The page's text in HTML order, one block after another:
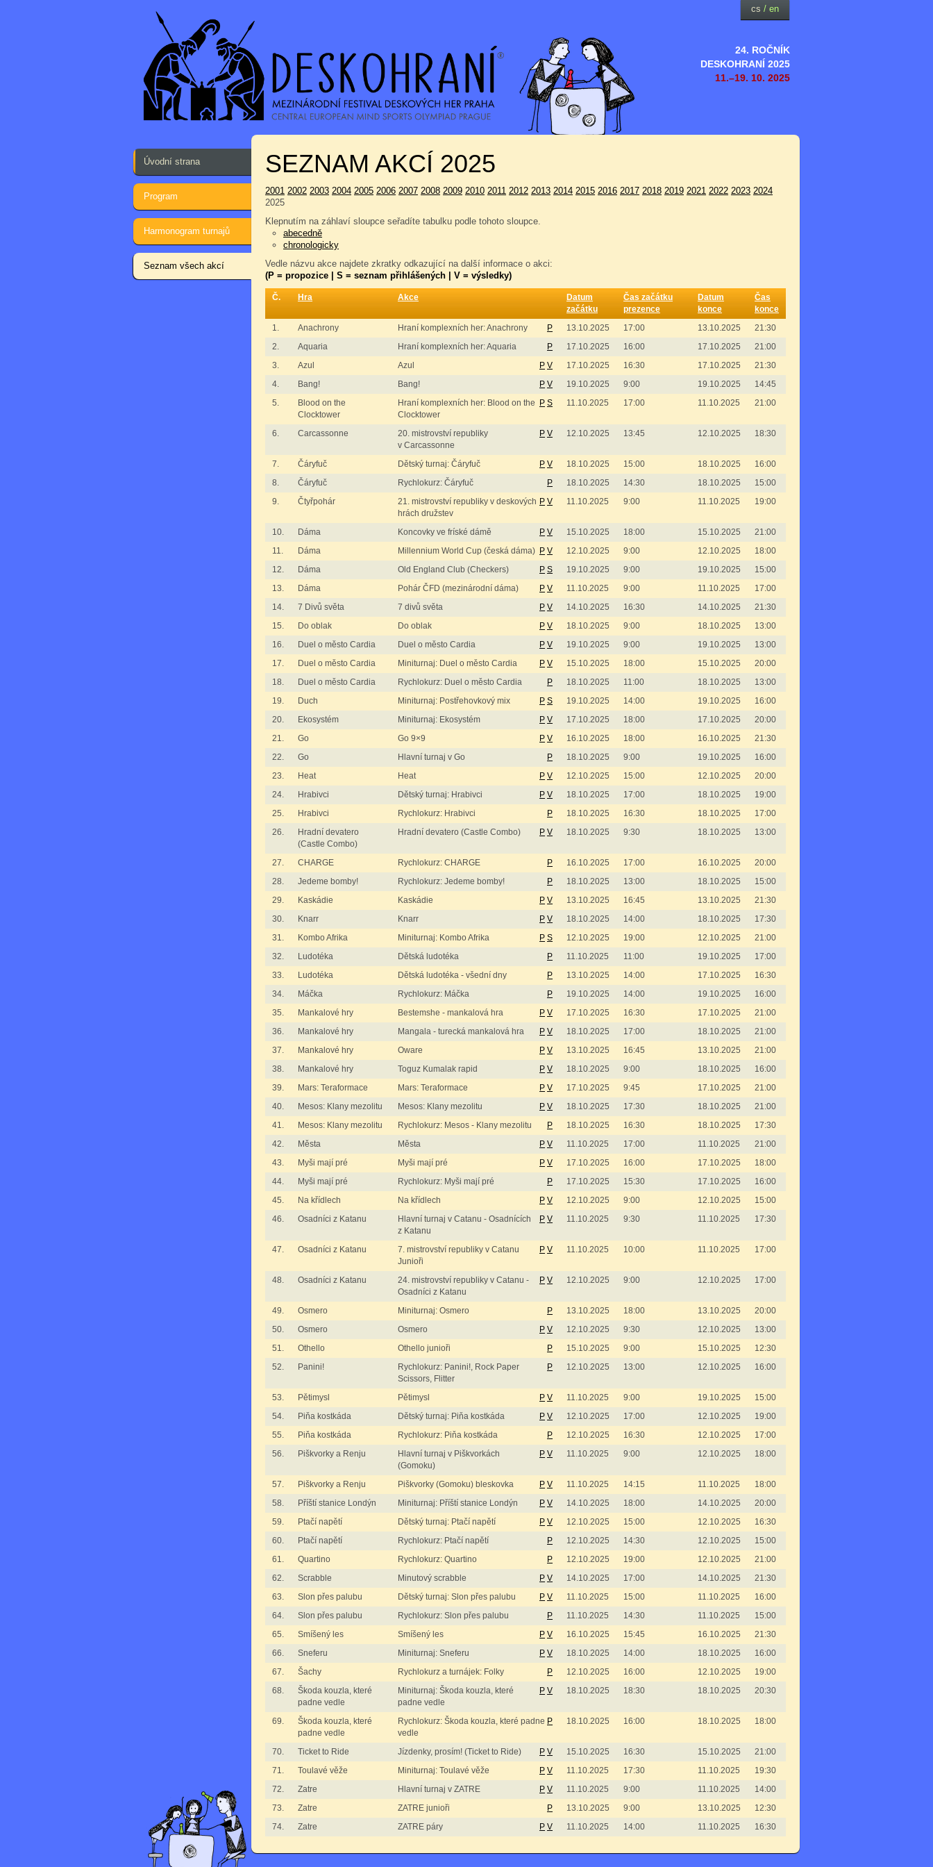
24. ROČNÍK
DESKOHRANÍ 2025
11.–19. 10. 2025
cs / en
Úvodní strana
Program
Harmonogram turnajů
Seznam všech akcí
SEZNAM AKCÍ 2025
2001 2002 2003 2004 2005 2006 2007 2008 2009 2010 2011 2012 2013 2014 2015 2016 2017 2018 2019 2021 2022 2023 2024
2025
Klepnutím na záhlaví sloupce seřadíte tabulku podle tohoto sloupce.
abecedně
chronologicky
Vedle názvu akce najdete zkratky odkazující na další informace o akci:
(P = propozice | S = seznam přihlášených | V = výsledky)
Č. Hra Akce
Datum
začátku
Čas začátku
prezence
Datum
konce
Čas
konce
1.
Anachrony Hraní komplexních her: Anachrony P 13.10.2025 17:00 13.10.2025
21:30
2.
Aquaria Hraní komplexních her: Aquaria P 17.10.2025 16:00 17.10.2025
21:00
3.
Azul Azul P V 17.10.2025 16:30 17.10.2025
21:30
4.
Bang! Bang! P V 19.10.2025 9:00 19.10.2025
14:45
5.
Blood on the
Clocktower
Hraní komplexních her: Blood on the
Clocktower
P S 11.10.2025 17:00 11.10.2025 21:00
6. Carcassonne
20. mistrovství republiky
v Carcassonne
P V 12.10.2025 13:45 12.10.2025 18:30
7. Čáryfuč Dětský turnaj: Čáryfuč P V 18.10.2025 15:00 18.10.2025
16:00
8.
Čáryfuč Rychlokurz: Čáryfuč P 18.10.2025 14:30 18.10.2025
15:00
9.
Čtyřpohár
21. mistrovství republiky v deskových
hrách družstev
P V 11.10.2025 9:00 11.10.2025 19:00
10. Dáma Koncovky ve fríské dámě P V 15.10.2025 18:00 15.10.2025
21:00
11.
Dáma Millennium World Cup (česká dáma) P V 12.10.2025 9:00 12.10.2025
18:00
12.
Dáma Old England Club (Checkers) P S 19.10.2025 9:00 19.10.2025
15:00
13.
Dáma Pohár ČFD (mezinárodní dáma) P V 11.10.2025 9:00 11.10.2025
17:00
14.
7 Divů světa 7 divů světa P V 14.10.2025 16:30 14.10.2025
21:30
15.
Do oblak Do oblak P V 18.10.2025 9:00 18.10.2025
13:00
16.
Duel o město Cardia Duel o město Cardia P V 19.10.2025 9:00 19.10.2025
13:00
17.
Duel o město Cardia Miniturnaj: Duel o město Cardia P V 15.10.2025 18:00 15.10.2025
20:00
18.
Duel o město Cardia Rychlokurz: Duel o město Cardia P 18.10.2025 11:00 18.10.2025
13:00
19.
Duch Miniturnaj: Postřehovkový mix P S 19.10.2025 14:00 19.10.2025
16:00
20.
Ekosystém Miniturnaj: Ekosystém P V 17.10.2025 18:00 17.10.2025
20:00
21.
Go Go 9×9 P V 16.10.2025 18:00 16.10.2025
21:30
22.
Go Hlavní turnaj v Go P 18.10.2025 9:00 19.10.2025
16:00
23.
Heat Heat P V 12.10.2025 15:00 12.10.2025
20:00
24.
Hrabivci Dětský turnaj: Hrabivci P V 18.10.2025 17:00 18.10.2025
19:00
25.
Hrabivci Rychlokurz: Hrabivci P 18.10.2025 16:30 18.10.2025
17:00
26.
Hradní devatero
(Castle Combo)
Hradní devatero (Castle Combo) P V 18.10.2025 9:30 18.10.2025 13:00
27. CHARGE Rychlokurz: CHARGE P 16.10.2025 17:00 16.10.2025
20:00
28.
Jedeme bomby! Rychlokurz: Jedeme bomby! P 18.10.2025 13:00 18.10.2025
15:00
29.
Kaskádie Kaskádie P V 13.10.2025 16:45 13.10.2025
21:30
30.
Knarr Knarr P V 18.10.2025 14:00 18.10.2025
17:30
31.
Kombo Afrika Miniturnaj: Kombo Afrika P S 12.10.2025 19:00 12.10.2025
21:00
32.
Ludotéka Dětská ludotéka P 11.10.2025 11:00 19.10.2025
17:00
33.
Ludotéka Dětská ludotéka - všední dny P 13.10.2025 14:00 17.10.2025
16:30
34.
Máčka Rychlokurz: Máčka P 19.10.2025 14:00 19.10.2025
16:00
35.
Mankalové hry Bestemshe - mankalová hra P V 17.10.2025 16:30 17.10.2025
21:00
36.
Mankalové hry Mangala - turecká mankalová hra P V 18.10.2025 17:00 18.10.2025
21:00
37.
Mankalové hry Oware P V 13.10.2025 16:45 13.10.2025
21:00
38.
Mankalové hry Toguz Kumalak rapid P V 18.10.2025 9:00 18.10.2025
16:00
39.
Mars: Teraformace Mars: Teraformace P V 17.10.2025 9:45 17.10.2025
21:00
40.
Mesos: Klany mezolitu Mesos: Klany mezolitu P V 18.10.2025 17:30 18.10.2025
21:00
41.
Mesos: Klany mezolitu Rychlokurz: Mesos - Klany mezolitu P 18.10.2025 16:30 18.10.2025
17:30
42.
Města Města P V 11.10.2025 17:00 11.10.2025
21:00
43.
Myši mají pré Myši mají pré P V 17.10.2025 16:00 17.10.2025
18:00
44.
Myši mají pré Rychlokurz: Myši mají pré P 17.10.2025 15:30 17.10.2025
16:00
45.
Na křídlech Na křídlech P V 12.10.2025 9:00 12.10.2025
15:00
46.
Osadníci z Katanu
Hlavní turnaj v Catanu - Osadnících
z Katanu
P V 11.10.2025 9:30 11.10.2025 17:30
47. Osadníci z Katanu
7. mistrovství republiky v Catanu
Junioři
P V 11.10.2025 10:00 11.10.2025 17:00
48. Osadníci z Katanu
24. mistrovství republiky v Catanu -
Osadníci z Katanu
P V 12.10.2025 9:00 12.10.2025 17:00
49. Osmero Miniturnaj: Osmero P 13.10.2025 18:00 13.10.2025
20:00
50.
Osmero Osmero P V 12.10.2025 9:30 12.10.2025
13:00
51.
Othello Othello junioři P 15.10.2025 9:00 15.10.2025
12:30
52.
Panini!
Rychlokurz: Panini!, Rock Paper
Scissors, Flitter
P 12.10.2025 13:00 12.10.2025 16:00
53. Pětimysl Pětimysl P V 11.10.2025 9:00 19.10.2025
15:00
54.
Piňa kostkáda Dětský turnaj: Piňa kostkáda P V 12.10.2025 17:00 12.10.2025
19:00
55.
Piňa kostkáda Rychlokurz: Piňa kostkáda P 12.10.2025 16:30 12.10.2025
17:00
56.
Piškvorky a Renju
Hlavní turnaj v Piškvorkách
(Gomoku)
P V 11.10.2025 9:00 12.10.2025 18:00
57. Piškvorky a Renju Piškvorky (Gomoku) bleskovka P V 11.10.2025 14:15 11.10.2025
18:00
58.
Příští stanice Londýn Miniturnaj: Příští stanice Londýn P V 14.10.2025 18:00 14.10.2025
20:00
59.
Ptačí napětí Dětský turnaj: Ptačí napětí P V 12.10.2025 15:00 12.10.2025
16:30
60.
Ptačí napětí Rychlokurz: Ptačí napětí P 12.10.2025 14:30 12.10.2025
15:00
61.
Quartino Rychlokurz: Quartino P 12.10.2025 19:00 12.10.2025
21:00
62.
Scrabble Minutový scrabble P V 14.10.2025 17:00 14.10.2025
21:30
63.
Slon přes palubu Dětský turnaj: Slon přes palubu P V 11.10.2025 15:00 11.10.2025
16:00
64.
Slon přes palubu Rychlokurz: Slon přes palubu P 11.10.2025 14:30 11.10.2025
15:00
65.
Smíšený les Smíšený les P V 16.10.2025 15:45 16.10.2025
21:30
66.
Sneferu Miniturnaj: Sneferu P V 18.10.2025 14:00 18.10.2025
16:00
67.
Šachy Rychlokurz a turnájek: Folky P 12.10.2025 16:00 12.10.2025
19:00
68.
Škoda kouzla, které
padne vedle
Miniturnaj: Škoda kouzla, které
padne vedle
P V 18.10.2025 18:30 18.10.2025 20:30
69.
Škoda kouzla, které
padne vedle
Rychlokurz: Škoda kouzla, které padne
vedle
P 18.10.2025 16:00 18.10.2025 18:00
70. Ticket to Ride Jízdenky, prosím! (Ticket to Ride) P V 15.10.2025 16:30 15.10.2025
21:00
71.
Toulavé věže Miniturnaj: Toulavé věže P V 11.10.2025 17:30 11.10.2025
19:30
72.
Zatre Hlavní turnaj v ZATRE P V 11.10.2025 9:00 11.10.2025
14:00
73.
Zatre ZATRE junioři P 13.10.2025 9:00 13.10.2025
12:30
74.
Zatre ZATRE páry P V 11.10.2025 14:00 11.10.2025 16:30